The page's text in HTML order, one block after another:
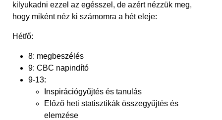
kilyukadni ezzel az egésszel, de azért nézzük meg,
hogy miként néz ki számomra a hét eleje:
Hétfő:
8: megbeszélés
9: CBC napindító
9-13:
Inspirációgyűjtés és tanulás
Előző heti statisztikák összegyűjtés és
elemzése